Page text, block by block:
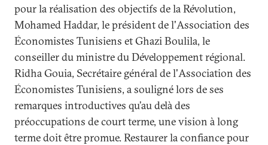
pour la réalisation des objectifs de la Révolution,
Mohamed Haddar, le président de l'Association des
Économistes Tunisiens et Ghazi Boulila, le
conseiller du ministre du Développement régional.
Ridha Gouia, Secrétaire général de l'Association des
Économistes Tunisiens, a souligné lors de ses
remarques introductives qu’au delà des
préoccupations de court terme, une vision à long
terme doit être promue. Restaurer la confiance pour